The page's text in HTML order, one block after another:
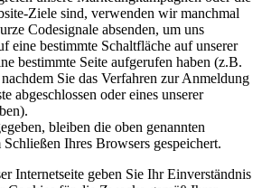
Ziele sind, verwenden wir manchmal
Codesignale absenden, um uns
eine bestimmte Schaltfläche auf unserer
bestimmte Seite aufgerufen haben (z.B.
Sie das Verfahren zur Anmeldung
abgeschlossen oder eines unserer
bleiben die oben genannten
Ihres Browsers gespeichert.
Internetseite geben Sie Ihr Einverständnis